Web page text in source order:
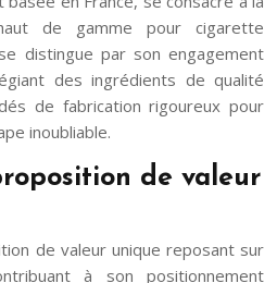
de gamme pour cigarette
distingue par son engagement
des ingrédients de qualité
de fabrication rigoureux pour
inoubliable.
de valeur
de valeur unique reposant sur
à son positionnement